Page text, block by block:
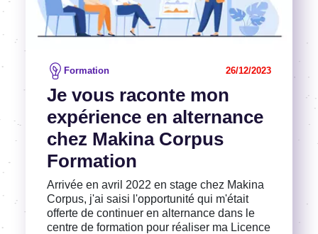
Je vous raconte mon
expérience en alternance
chez Makina Corpus
Formation
Formation 26/12/2023
Arrivée en avril 2022 en stage chez Makina
Corpus, j'ai saisi l'opportunité qui m'était
offerte de continuer en alternance dans le
centre de formation pour réaliser ma Licence